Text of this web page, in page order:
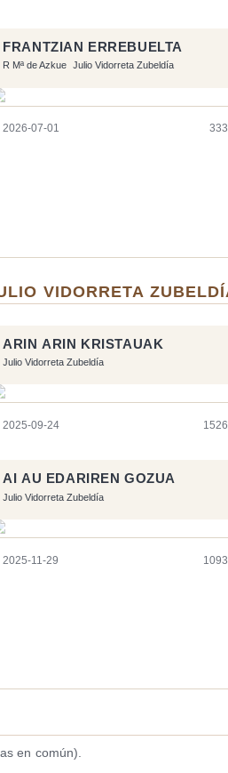
FRANTZIAN ERREBUELTA
R Mª de Azkue Julio Vidorreta Zubeldía
2026-07-01 333
VIDORRETA
ARIN ARIN KRISTAUAK
Julio Vidorreta Zubeldía
2025-09-24 1526
AI AU EDARIREN GOZUA
Julio Vidorreta Zubeldía
2025-11-29 1093
en común).